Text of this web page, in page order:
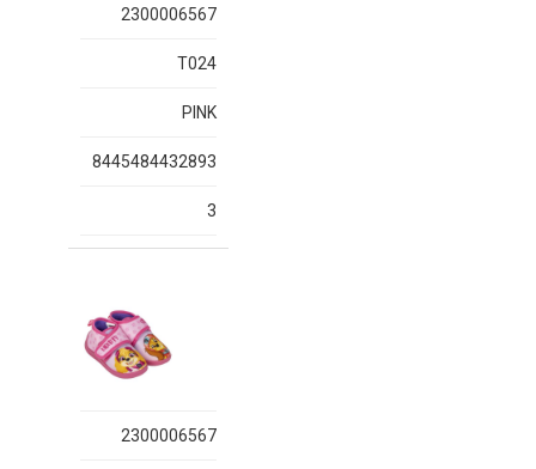
2300006567
T024
PINK
8445484432893
3
2300006567